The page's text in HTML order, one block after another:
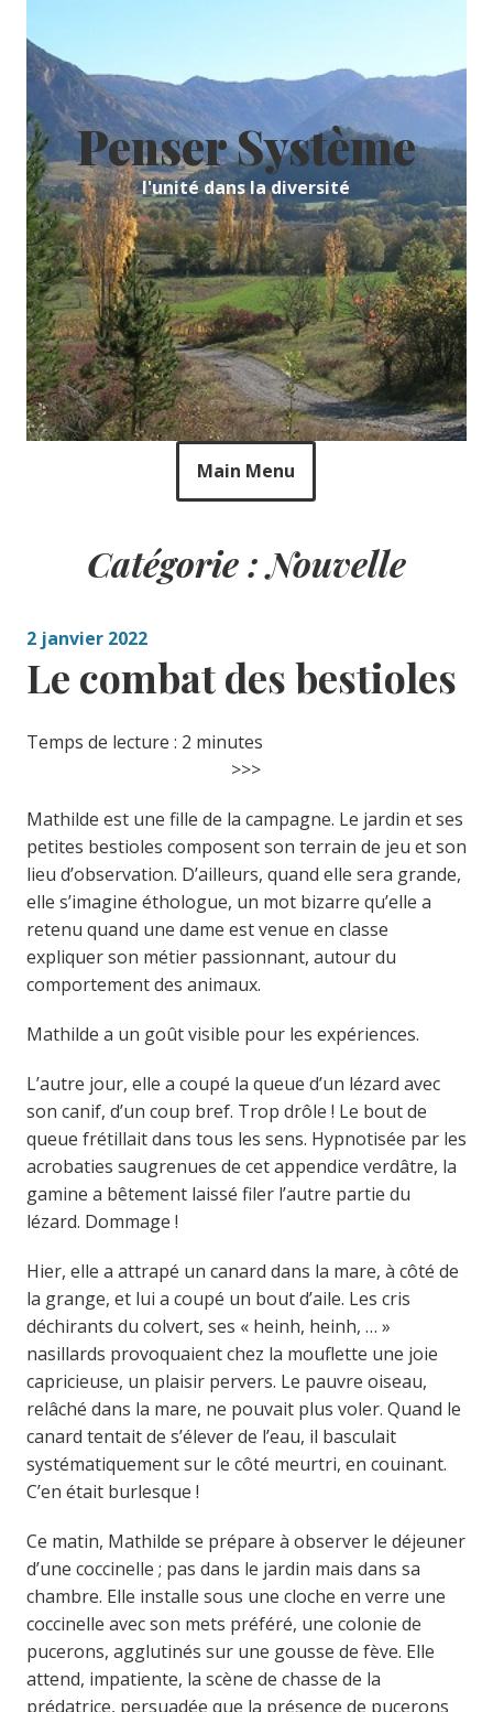
content
Penser Système
l'unité dans la diversité
Main Menu
Catégorie :Nouvelle
2 janvier 2022
Le combat des bestioles
Temps de lecture : 2 minutes
>>>
Mathilde est une fille de la campagne. Le jardin et ses
petites bestioles composent son terrain de jeu et son
lieu d’observation. D’ailleurs, quand elle sera grande,
elle s’imagine éthologue, un mot bizarre qu’elle a
retenu quand une dame est venue en classe
expliquer son métier passionnant, autour du
comportement des animaux.
Mathilde a un goût visible pour les expériences.
L’autre jour, elle a coupé la queue d’un lézard avec
son canif, d’un coup bref. Trop drôle ! Le bout de
queue frétillait dans tous les sens. Hypnotisée par les
acrobaties saugrenues de cet appendice verdâtre, la
gamine a bêtement laissé filer l’autre partie du
lézard. Dommage !
Hier, elle a attrapé un canard dans la mare, à côté de
la grange, et lui a coupé un bout d’aile. Les cris
déchirants du colvert, ses « heinh, heinh, … »
nasillards provoquaient chez la mouflette une joie
capricieuse, un plaisir pervers. Le pauvre oiseau,
relâché dans la mare, ne pouvait plus voler. Quand le
canard tentait de s’élever de l’eau, il basculait
systématiquement sur le côté meurtri, en couinant.
C’en était burlesque !
Ce matin, Mathilde se prépare à observer le déjeuner
d’une coccinelle ; pas dans le jardin mais dans sa
chambre. Elle installe sous une cloche en verre une
coccinelle avec son mets préféré, une colonie de
pucerons, agglutinés sur une gousse de fève. Elle
attend, impatiente, la scène de chasse de la
prédatrice, persuadée que la présence de pucerons